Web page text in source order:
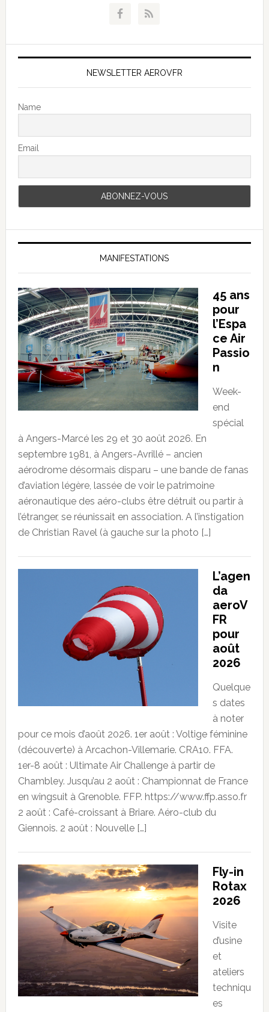
NEWSLETTER AEROVFR
Name
Email
MANIFESTATIONS
45 ans
pour
l’Espa
ce Air
Passio
n
Week-
end
spécial
à Angers-Marcé les 29 et 30 août 2026. En
septembre 1981, à Angers-Avrillé – ancien
aérodrome désormais disparu – une bande de fanas
d’aviation légère, lassée de voir le patrimoine
aéronautique des aéro-clubs être détruit ou partir à
l’étranger, se réunissait en association. A l’instigation
de Christian Ravel (à gauche sur la photo […]
L’agen
da
aeroV
FR
pour
août
2026
Quelque
s dates
à noter
pour ce mois d’août 2026. 1er août : Voltige féminine
(découverte) à Arcachon-Villemarie. CRA10. FFA.
1er-8 août : Ultimate Air Challenge à partir de
Chambley. Jusqu’au 2 août : Championnat de France
en wingsuit à Grenoble. FFP. https://www.ffp.asso.fr
2 août : Café-croissant à Briare. Aéro-club du
Giennois. 2 août : Nouvelle […]
Fly-in
Rotax
2026
Visite
d’usine
et
ateliers
techniqu
es